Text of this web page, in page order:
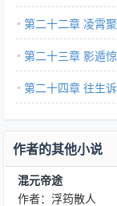
第二十二章 凌霄
第二十三章 影遁
第二十四章 往生
作者的其他小说
混元帝途
作者：浮筠散人